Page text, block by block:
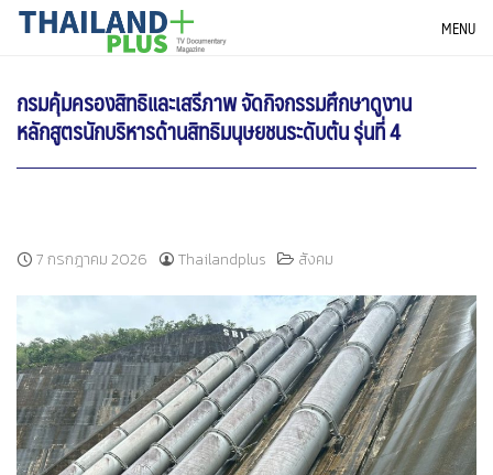
SkipTHAILANDPLUS NEWS MENU
กรมคุ้มครองสิทธิและเสรีภาพ จัดกิจกรรมศึกษาดูงาน
หลักสูตรนักบริหารด้านสิทธิมนุษยชนระดับต้น รุ่นที่ 4
7 กรกฎาคม 2026 Thailandplus สังคม